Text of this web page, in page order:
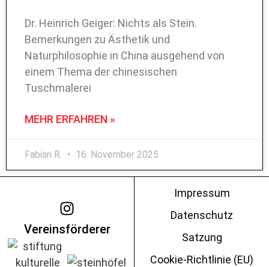
Dr. Heinrich Geiger: Nichts als Stein.
Bemerkungen zu Ästhetik und
Naturphilosophie in China ausgehend von
einem Thema der chinesischen
Tuschmalerei
MEHR ERFAHREN »
Fabian R. 16. November 2025
Vereinsförderer
Impressum
Datenschutz
Satzung
Cookie-Richtlinie (EU)